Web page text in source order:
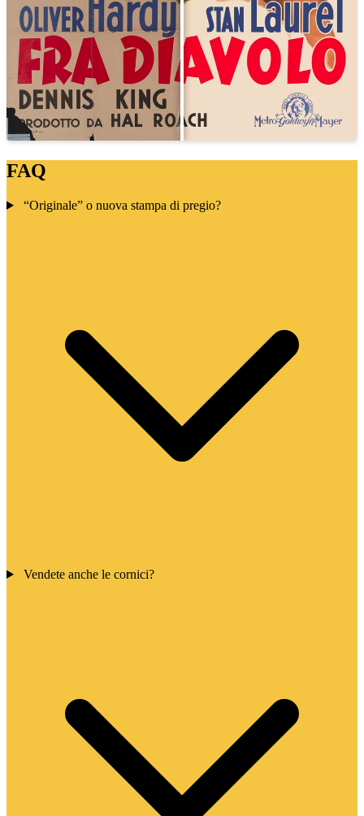
FAQ
“Originale” o nuova stampa di pregio?
Vendete anche le cornici?